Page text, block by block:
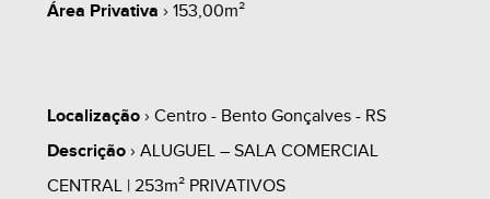
Área Privativa › 153,00m²
Localização› Centro - Bento Gonçalves - RS
Descrição› ALUGUEL – SALA COMERCIAL
CENTRAL | 253m² PRIVATIVOS